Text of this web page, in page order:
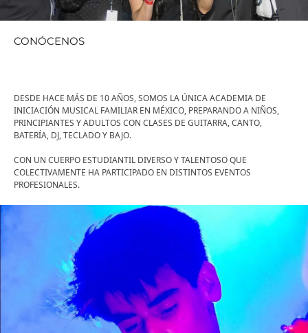
CONÓCENOS
DESDE HACE MÁS DE 10 AÑOS, SOMOS LA ÚNICA ACADEMIA DE
INICIACIÓN MUSICAL FAMILIAR EN MÉXICO, PREPARANDO A NIÑOS,
PRINCIPIANTES Y ADULTOS CON CLASES DE GUITARRA, CANTO,
BATERÍA, DJ, TECLADO Y BAJO.
CON UN CUERPO ESTUDIANTIL DIVERSO Y TALENTOSO QUE
COLECTIVAMENTE HA PARTICIPADO EN DISTINTOS EVENTOS
PROFESIONALES.